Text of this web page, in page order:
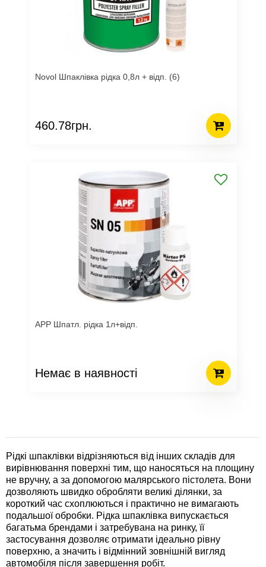
Novol Шпаклівка рідка 0,8л + відп. (6)
460.78грн.
APP Шпатл. рідка 1л+відп.
Немає в наявності
Рідкі шпаклівки відрізняються від інших складів для
вирівнювання поверхні тим, що наносяться на площину
не вручну, а за допомогою малярського пістолета. Вони
дозволяють швидко обробляти великі ділянки, за
короткий час схоплюються і практично не вимагають
подальшої обробки. Рідка шпаклівка випускається
багатьма брендами і затребувана на ринку, її
застосування дозволяє отримати ідеально рівну
поверхню, а значить і відмінний зовнішній вигляд
автомобіля після завершення робіт.